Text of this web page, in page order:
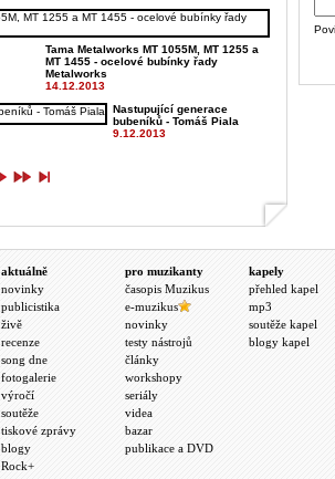
Tama Metalworks MT 1055M, MT 1255 a
MT 1455 - ocelové bubínky řady
Metalworks
14.12.2013
Nastupující generace
bubeníků - Tomáš Piala
9.12.2013
aktuálně
novinky
publicistika
živě
recenze
song dne
fotogalerie
výročí
soutěže
tiskové zprávy
blogy
Rock+
pro muzikanty
časopis Muzikus
e-muzikus
novinky
testy nástrojů
články
workshopy
seriály
videa
bazar
publikace a DVD
kapely
přehled kapel
mp3
soutěže kapel
blogy kapel